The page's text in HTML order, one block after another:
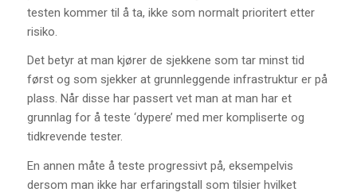
testen kommer til å ta, ikke som normalt prioritert etter
risiko.
Det betyr at man kjører de sjekkene som tar minst tid
først og som sjekker at grunnleggende infrastruktur er på
plass. Når disse har passert vet man at man har et
grunnlag for å teste ‘dypere’ med mer kompliserte og
tidkrevende tester.
En annen måte å teste progressivt på, eksempelvis
dersom man ikke har erfaringstall som tilsier hvilket